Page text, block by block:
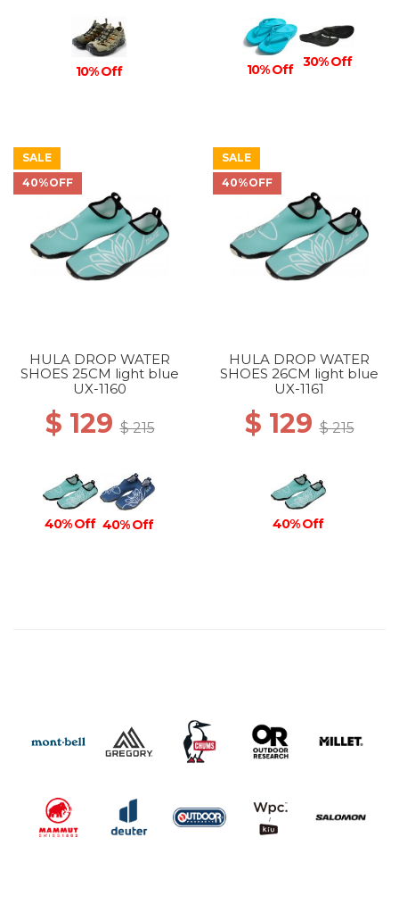
10% Off 10% Off 30% Off
SALE
40%OFF
HULA DROP WATER
SHOES 25CM light blue
UX-1160
$ 129$ 215
40% Off 40% Off
SALE
40%OFF
HULA DROP WATER
SHOES 26CM light blue
UX-1161
$ 129$ 215
40% Off